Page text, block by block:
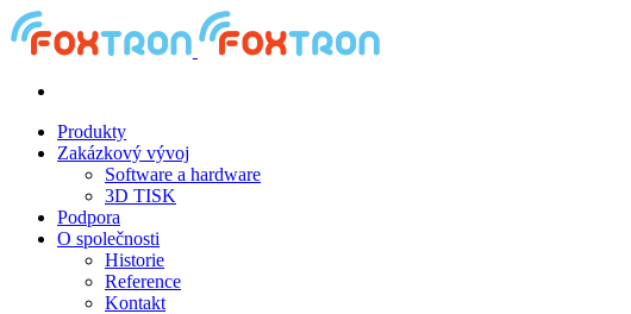
Produkty
Zakázkový vývoj
Software a hardware
3D TISK
Podpora
O společnosti
Historie
Reference
Kontakt